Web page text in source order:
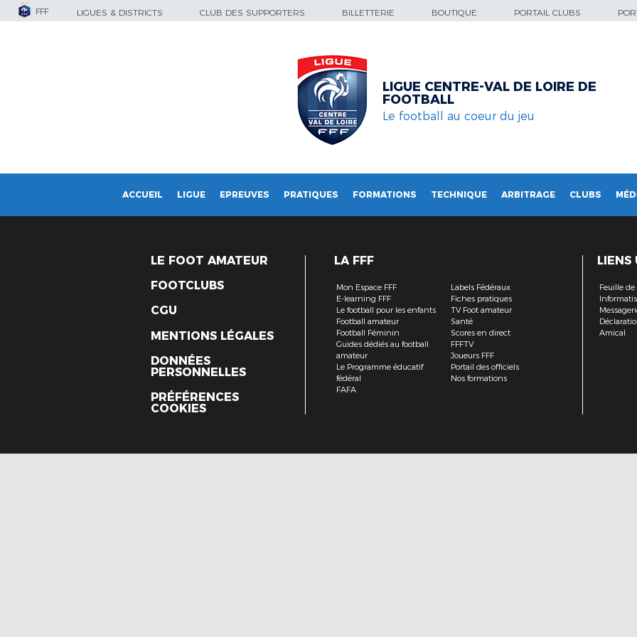
FFF LIGUES & DISTRICTS CLUB DES SUPPORTERS BILLETTERIE BOUTIQUE PORTAIL CLUBS
LIGUE CENTRE-VAL DE LOIRE DE
FOOTBALL
Le football au coeur du jeu
ACCUEIL LIGUE EPREUVES PRATIQUES FORMATIONS TECHNIQUE ARBITRAGE CLUBS
LE FOOT AMATEUR
FOOTCLUBS
CGU
MENTIONS LÉGALES
DONNÉES
PERSONNELLES
PRÉFÉRENCES
COOKIES
LA FFF
Mon Espace FFF
E-learning FFF
Le football pour les enfants
Football amateur
Football Féminin
Guides dédiés au football
amateur
Le Programme éducatif
fédéral
FAFA
Labels Fédéraux
Fiches pratiques
TV Foot amateur
Santé
Scores en direct
FFFTV
Joueurs FFF
Portail des officiels
Nos formations
LIENS
Feuille
Amical